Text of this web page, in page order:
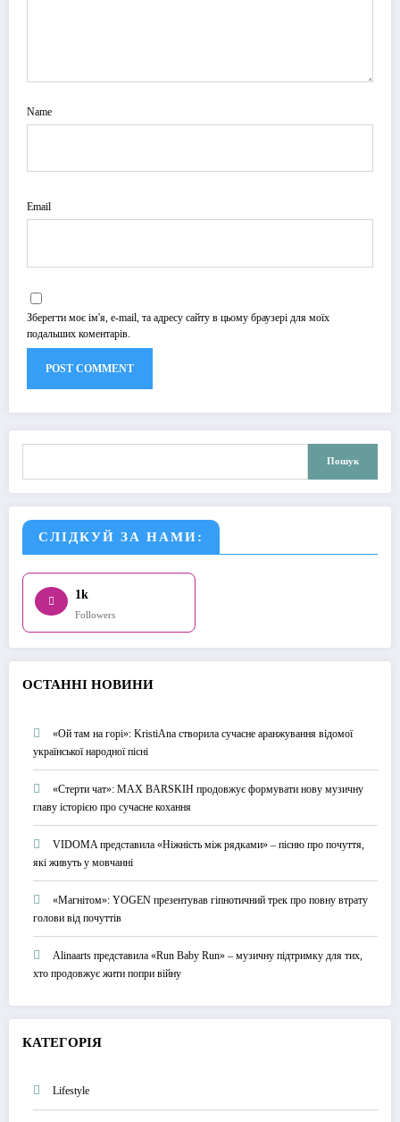
Name
Email
Зберегти моє ім'я, e-mail, та адресу сайту в цьому браузері для моїх
подальших коментарів.
Пошук
СЛІДКУЙ ЗА НАМИ:
1k
Followers
ОСТАННІ НОВИНИ
«Ой там на горі»: KristiAna створила сучасне аранжування відомої
української народної пісні
«Стерти чат»: MAX BARSKIH продовжує формувати нову музичну
главу історією про сучасне кохання
VIDOMA представила «Ніжність між рядками» – пісню про почуття,
які живуть у мовчанні
«Магнітом»: YOGEN презентував гіпнотичний трек про повну втрату
голови від почуттів
Alinaarts представила «Run Baby Run» – музичну підтримку для тих,
хто продовжує жити попри війну
КАТЕГОРІЯ
Lifestyle